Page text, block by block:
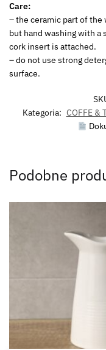
Care:
– the ceramic part of the
but hand washing with a
cork insert is attached.
– do not use strong
surface.
Kategoria: COFFE &
Podobne